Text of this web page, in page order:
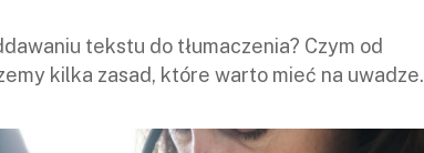
tekstu do tłumaczenia? Czym od
kilka zasad, które warto mieć na uwadze.